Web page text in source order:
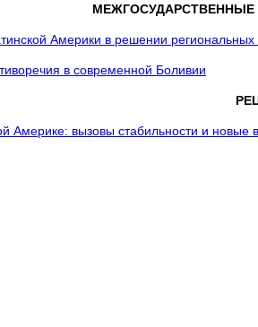
Америки в решении региональных
в современной Боливии
Америке: вызовы стабильности и